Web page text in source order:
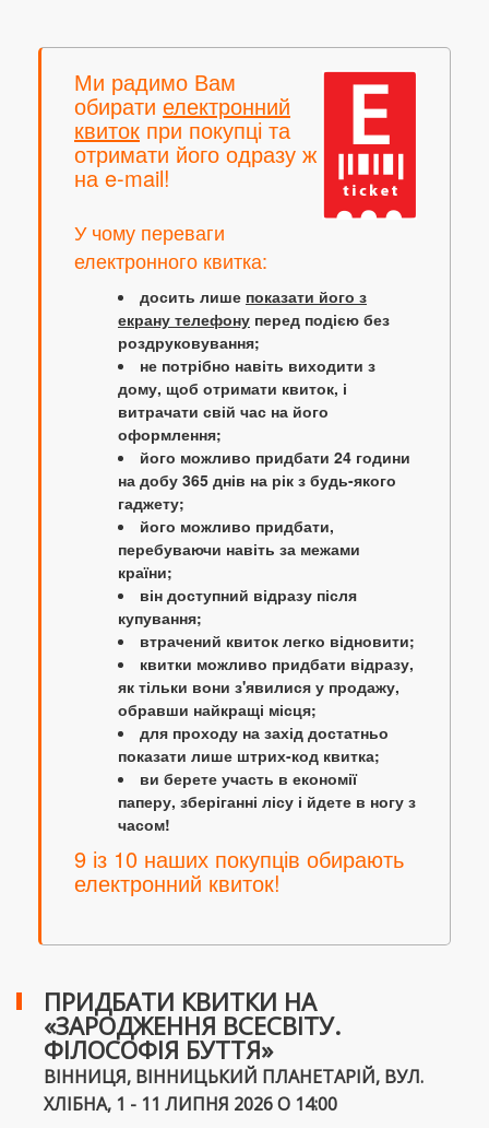
Ми радимо Вам
обирати електронний
квиток при покупці та
отримати його одразу ж
на e-mail!
У чому переваги
електронного квитка:
досить лише показати його з
екрану телефону перед подією без
роздруковування;
не потрібно навіть виходити з
дому, щоб отримати квиток, і
витрачати свій час на його
оформлення;
його можливо придбати 24 години
на добу 365 днів на рік з будь-якого
гаджету;
його можливо придбати,
перебуваючи навіть за межами
країни;
він доступний відразу після
купування;
втрачений квиток легко відновити;
квитки можливо придбати відразу,
як тільки вони з'явилися у продажу,
обравши найкращі місця;
для проходу на захід достатньо
показати лише штрих-код квитка;
ви берете участь в економії
паперу, зберіганні лісу і йдете в ногу з
часом!
9 із 10 наших покупців обирають
електронний квиток!
ПРИДБАТИ КВИТКИ НА
«ЗАРОДЖЕННЯ ВСЕСВІТУ.
ФІЛОСОФІЯ БУТТЯ»
ВІННИЦЯ, ВІННИЦЬКИЙ ПЛАНЕТАРІЙ, ВУЛ.
ХЛІБНА, 1 - 11 ЛИПНЯ 2026 О 14:00